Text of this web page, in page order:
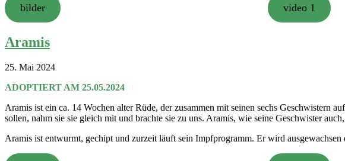
bilder video 1
Aramis
25. Mai 2024
ADOPTIERT AM 25.05.2024
Aramis ist ein ca. 14 Wochen alter Rüde, der zusammen mit seinen sechs Geschwistern
sollen, nahm sie sie gleich mit und brachte sie zu uns. Aramis, wie seine Geschwister
Aramis ist entwurmt, gechipt und zurzeit läuft sein Impfprogramm. Er wird